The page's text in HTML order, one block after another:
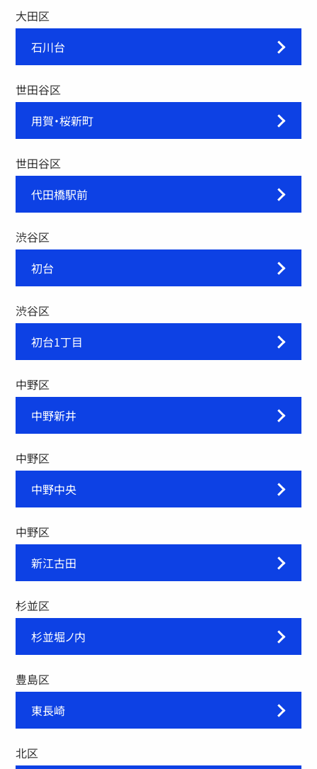
大田区
石川台
世田谷区
用賀・桜新町
世田谷区
代田橋駅前
渋谷区
初台
渋谷区
初台1丁目
中野区
中野新井
中野区
中野中央
中野区
新江古田
杉並区
杉並堀ノ内
豊島区
東長崎
北区